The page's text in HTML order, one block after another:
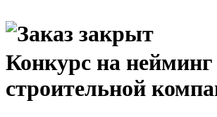
Конкурс на
строительной